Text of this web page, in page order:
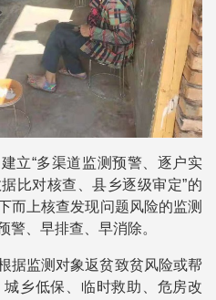
建立“多渠道监测预警、逐户实
比对核查、县乡逐级审定”的
而上核查发现问题风险的监测
警、早排查、早消除。
据监测对象返贫致贫风险或帮
乡低保、临时救助、危房改